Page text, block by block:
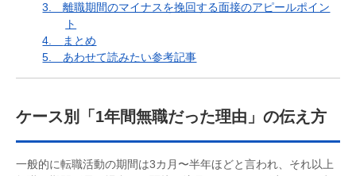
3.離職期間のマイナスを挽回する面接のアピールポイン
ト
4.
まとめ
5. あわせて読みたい参考記事
ケース別「1年間無職だった理由」の伝え方
一般的に転職活動の期間は3カ月〜半年ほどと言われ、それ以上